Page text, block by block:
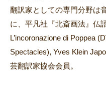
翻訳家としての専門分野は
に、平凡社『北斎画法』仏
L’incoronazione di Poppea
Spectacles), Yves Klein
芸翻訳家協会会員。